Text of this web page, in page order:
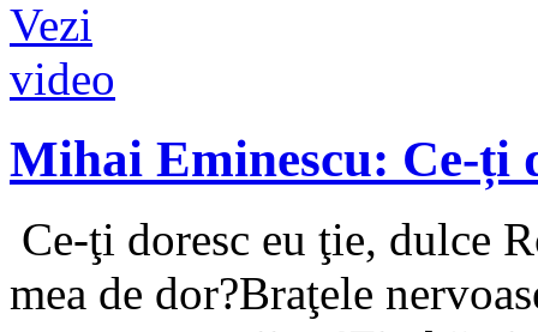
Mihai Eminescu: Ce-ți
Ce-ţi doresc eu ţie, dulce
mea de dor?Braţele